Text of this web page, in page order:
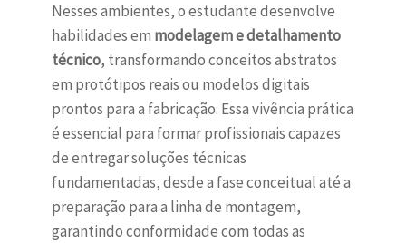
Nesses ambientes, o estudante desenvolve
habilidades em modelagem e detalhamento
técnico, transformando conceitos abstratos
em protótipos reais ou modelos digitais
prontos para a fabricação. Essa vivência prática
é essencial para formar profissionais capazes
de entregar soluções técnicas
fundamentadas, desde a fase conceitual até a
preparação para a linha de montagem,
garantindo conformidade com todas as